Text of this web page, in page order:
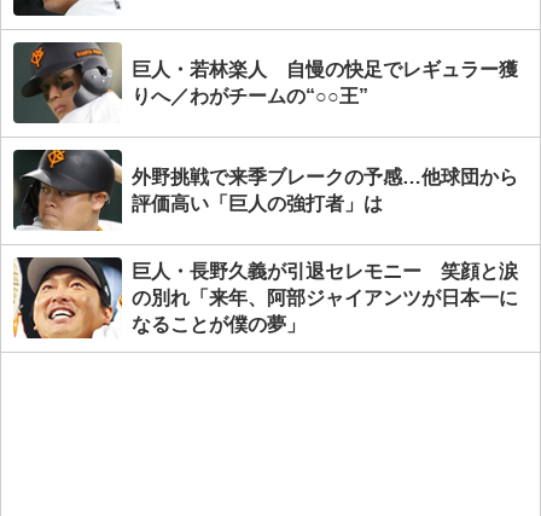
巨人・若林楽人 自慢の快足でレギュラー獲
りへ／わがチームの“○○王”
外野挑戦で来季ブレークの予感…他球団から
評価高い「巨人の強打者」は
巨人・長野久義が引退セレモニー 笑顔と涙
の別れ「来年、阿部ジャイアンツが日本一に
なることが僕の夢」